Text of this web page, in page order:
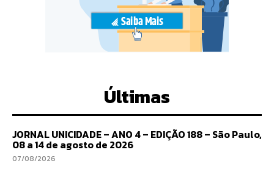
Últimas
JORNAL UNICIDADE – ANO 4 – EDIÇÃO 188 – São Paulo,
08 a 14 de agosto de 2026
07/08/2026